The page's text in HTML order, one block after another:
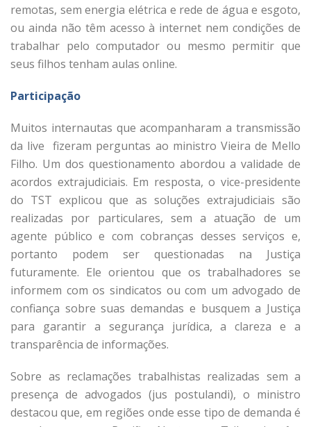
remotas, sem energia elétrica e rede de água e esgoto,
ou ainda não têm acesso à internet nem condições de
trabalhar pelo computador ou mesmo permitir que
seus filhos tenham aulas online.
Participação
Muitos internautas que acompanharam a transmissão
da live fizeram perguntas ao ministro Vieira de Mello
Filho. Um dos questionamento abordou a validade de
acordos extrajudiciais. Em resposta, o vice-presidente
do TST explicou que as soluções extrajudiciais são
realizadas por particulares, sem a atuação de um
agente público e com cobranças desses serviços e,
portanto podem ser questionadas na Justiça
futuramente. Ele orientou que os trabalhadores se
informem com os sindicatos ou com um advogado de
confiança sobre suas demandas e busquem a Justiça
para garantir a segurança jurídica, a clareza e a
transparência de informações.
Sobre as reclamações trabalhistas realizadas sem a
presença de advogados (jus postulandi), o ministro
destacou que, em regiões onde esse tipo de demanda é